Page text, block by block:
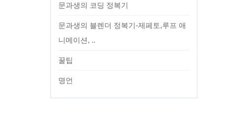
문과생의 코딩 정복기
문과생의 블렌더 정복기-제페토,루프 애
니메이션, ..
꿀팁
명언